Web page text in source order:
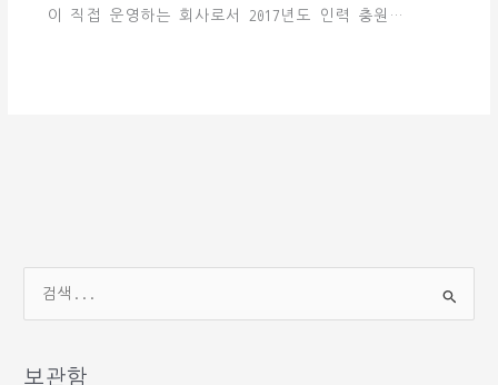
이 직접 운영하는 회사로서 2017년도 인력 충원…
상
보관함